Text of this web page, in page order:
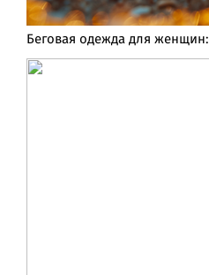
Беговая одежда для